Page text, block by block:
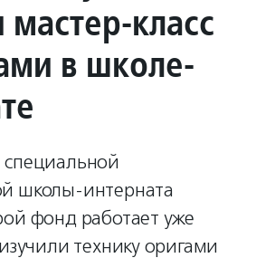
класс
в школе-
школы-интерната
фонд работает уже
технику оригами